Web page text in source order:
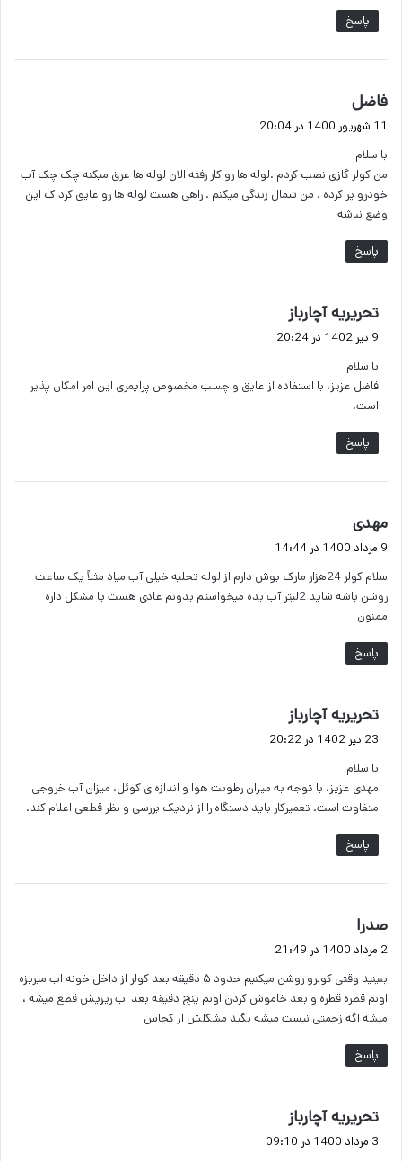
پاسخ
فاضل
11 شهریور 1400 در 20:04
با سلام
من کولر گازی نصب کردم .لوله ها رو کار رفته الان لوله ها عرق میکنه چک چک آب
خودرو پر کرده . من شمال زندگی میکنم . راهی هست لوله ها رو عایق کرد ک این
وضع نباشه
پاسخ
تحریریه آچارباز
ف
9 تیر 1402 در 20:24
با سلام
فاضل عزیز، با استفاده از عایق و چسب مخصوص پرایمری این امر امکان پذیر
است.
پاسخ
مهدی
ف
:
9 مرداد 1400 در 14:44
سلام کولر 24هزار مارک بوش دارم از لوله تخلیه خیلی آب میاد مثلاً یک ساعت
روشن باشه شاید 2لیتر آب بده میخواستم بدونم عادی هست یا مشکل داره
ممنون
پاسخ
تحریریه آچارباز
ف
23 تیر 1402 در 20:22
با سلام
مهدی عزیز، با توجه به میزان رطوبت هوا و اندازه ی کوئل، میزان آب خروجی
متفاوت است. تعمیرکار باید دستگاه را از نزدیک بررسی و نظر قطعی اعلام کند.
پاسخ
صدرا
:
2 مرداد 1400 در 21:49
ببینید وقتی کولرو روشن میکنیم حدود ۵ دقیقه بعد کولر از داخل خونه اب میریزه
اونم قطره قطره و بعد خاموش کردن اونم پنج دقیقه بعد اب ریزیش قطع میشه ،
میشه اگه زحمتی نیست میشه بگید مشکلش از کجاس
پاسخ
تحریریه آچارباز
ف
3 مرداد 1400 در 09:10